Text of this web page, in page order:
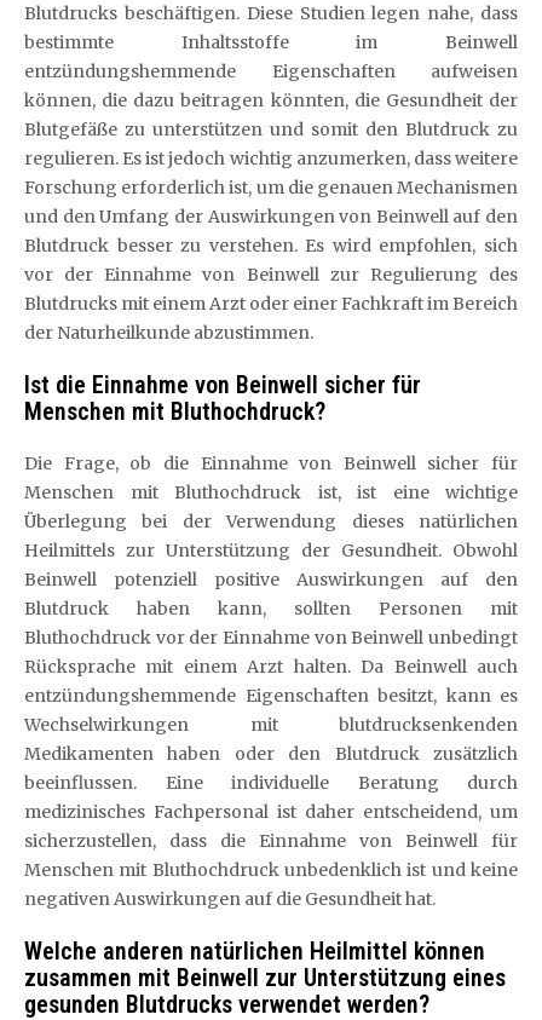
Blutdrucks beschäftigen. Diese Studien legen nahe, dass
bestimmte Inhaltsstoffe im Beinwell
entzündungshemmende Eigenschaften aufweisen
können, die dazu beitragen könnten, die Gesundheit der
Blutgefäße zu unterstützen und somit den Blutdruck zu
regulieren. Es ist jedoch wichtig anzumerken, dass weitere
Forschung erforderlich ist, um die genauen Mechanismen
und den Umfang der Auswirkungen von Beinwell auf den
Blutdruck besser zu verstehen. Es wird empfohlen, sich
vor der Einnahme von Beinwell zur Regulierung des
Blutdrucks mit einem Arzt oder einer Fachkraft im Bereich
der Naturheilkunde abzustimmen.
Ist die Einnahme von Beinwell sicher für
Menschen mit Bluthochdruck?
Die Frage, ob die Einnahme von Beinwell sicher für
Menschen mit Bluthochdruck ist, ist eine wichtige
Überlegung bei der Verwendung dieses natürlichen
Heilmittels zur Unterstützung der Gesundheit. Obwohl
Beinwell potenziell positive Auswirkungen auf den
Blutdruck haben kann, sollten Personen mit
Bluthochdruck vor der Einnahme von Beinwell unbedingt
Rücksprache mit einem Arzt halten. Da Beinwell auch
entzündungshemmende Eigenschaften besitzt, kann es
Wechselwirkungen mit blutdrucksenkenden
Medikamenten haben oder den Blutdruck zusätzlich
beeinflussen. Eine individuelle Beratung durch
medizinisches Fachpersonal ist daher entscheidend, um
sicherzustellen, dass die Einnahme von Beinwell für
Menschen mit Bluthochdruck unbedenklich ist und keine
negativen Auswirkungen auf die Gesundheit hat.
Welche anderen natürlichen Heilmittel können
zusammen mit Beinwell zur Unterstützung eines
gesunden Blutdrucks verwendet werden?